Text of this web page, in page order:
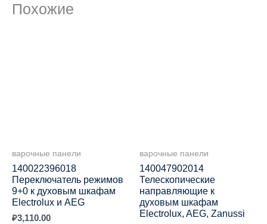
Похожие
варочные панели
140022396018
Переключатель режимов
9+0 к духовым шкафам
Electrolux и AEG
₽3,110.00
варочные панели
140047902014
Телескопические
направляющие к
духовым шкафам
Electrolux, AEG, Zanussi